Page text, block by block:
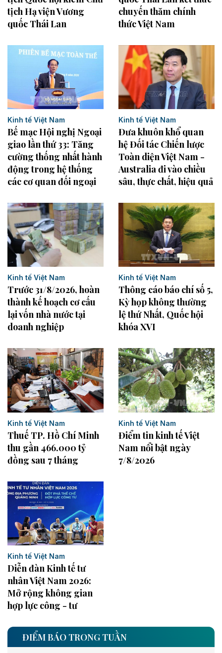
tịch Hạ viện Vương
quốc Thái Lan
chuyến thăm chính
thức Việt Nam
Kinh tế Việt Nam
Bế mạc Hội nghị Ngoại
giao lần thứ 33: Tăng
cường thống nhất hành
động trong hệ thống
các cơ quan đối ngoại
Kinh tế Việt Nam
Đưa khuôn khổ quan
hệ Đối tác Chiến lược
Toàn diện Việt Nam -
Australia đi vào chiều
sâu, thực chất, hiệu quả
Kinh tế Việt Nam
Trước 31/8/2026, hoàn
thành kế hoạch cơ cấu
lại vốn nhà nước tại
doanh nghiệp
Kinh tế Việt Nam
Thông cáo báo chí số 5,
Kỳ họp không thường
lệ thứ Nhất, Quốc hội
khóa XVI
Kinh tế Việt Nam
Thuế TP. Hồ Chí Minh
thu gần 466.000 tỷ
đồng sau 7 tháng
Kinh tế Việt Nam
Điểm tin kinh tế Việt
Nam nổi bật ngày
7/8/2026
Kinh tế Việt Nam
Diễn đàn Kinh tế tư
nhân Việt Nam 2026:
Mở rộng không gian
hợp lực công - tư
ĐIỂM BÁO TRONG TUẦN